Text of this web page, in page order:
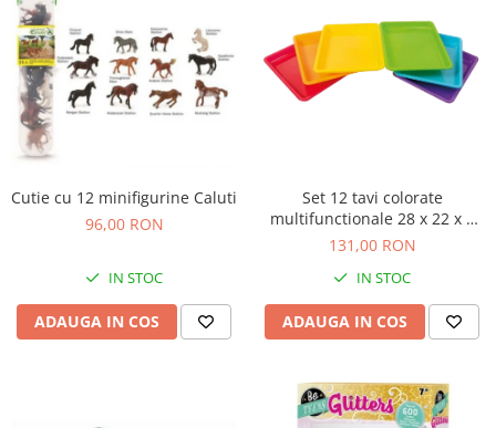
Jucarii de motricitate
Jucarii fructe si legume
Puzzle-uri
Puzzle clasic
Puzzle incastru
IQ puzzle
Jucarii bebelusi
Jucarii de baie
Jucarii dentitie
Cutie cu 12 minifigurine Caluti
96,00 RON
IN STOC
ADAUGA IN COS
Set 12 tavi colorate
multifunctionale 28 x 22 x 3
cm, pentru gradinita si scoala
131,00 RON
IN STOC
ADAUGA IN COS